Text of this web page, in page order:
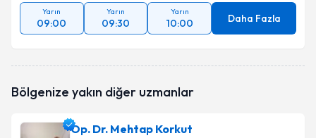
Yarın
09:00
Yarın
09:30
Yarın
10:00 Daha Fazla
Bölgenize yakın diğer uzmanlar
Op. Dr. Mehtap Korkut